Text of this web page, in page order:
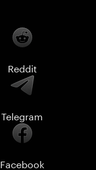
Reddit
Telegram
Facebook